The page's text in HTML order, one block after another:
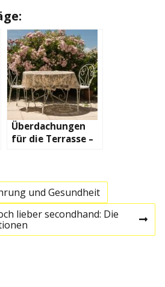
Überdachungen
für die Terrasse –
und Gesundheit
lieber secondhand: Die